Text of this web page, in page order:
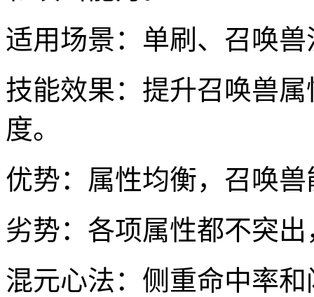
适用场景：单刷、召唤
技能效果：提升召唤兽
度。
优势：属性均衡，召唤
劣势：各项属性都不突
混元心法：侧重命中率